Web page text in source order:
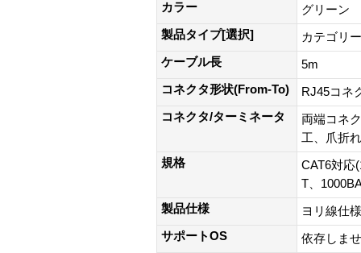
カラー
グリーン
製品タイプ[選択]
カテゴリ
ケーブル長
5m
コネクタ形状(From-To)
RJ45コネ
コネクタ/ターミネータ
両端コネ
工、爪折
規格
CAT6対応
T、
製品仕様
ヨリ線仕
サポートOS
依存しま